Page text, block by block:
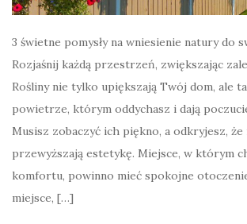
3 świetne pomysły na wniesienie natury do
Rozjaśnij każdą przestrzeń, zwiększając
Rośliny nie tylko upiększają Twój dom, ale
powietrze, którym oddychasz i dają
Musisz zobaczyć ich piękno, a odkryjesz,
przewyższają estetykę. Miejsce, w którym
komfortu, powinno mieć spokojne
miejsce, […]